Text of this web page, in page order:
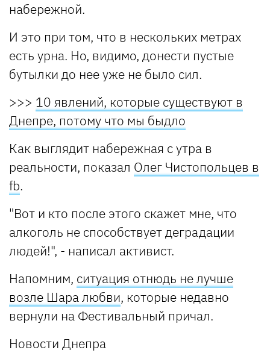
набережной.
И это при том, что в нескольких метрах
есть урна. Но, видимо, донести пустые
бутылки до нее уже не было сил.
>>> 10 явлений, которые существуют в
Днепре, потому что мы быдло
Как выглядит набережная с утра в
реальности, показал Олег Чистопольцев в
fb.
"Вот и кто после этого скажет мне, что
алкоголь не способствует деградации
людей!", - написал активист.
Напомним, ситуация отнюдь не лучше
возле Шара любви, которые недавно
вернули на Фестивальный причал.
Новости Днепра